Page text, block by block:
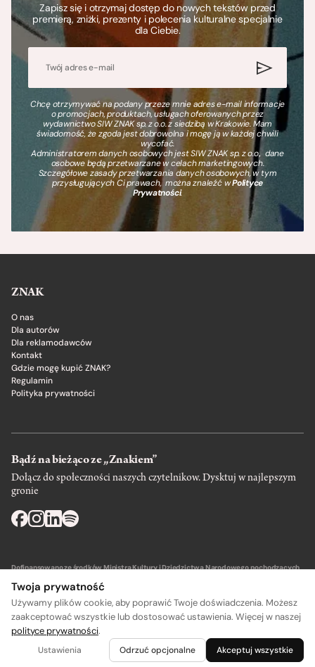
Zapisz się i otrzymaj dostęp do nowych tekstów przed
premierą, zniżki, prezenty i polecenia kulturalne specjalnie
dla Ciebie.
Chcę otrzymywać na podany przeze mnie adres e-mail informacje
o promocjach, produktach, usługach oferowanych przez
wydawnictwo SIW ZNAK sp. z o.o. z siedzibą w Krakowie. Mam
świadomość, że zgoda jest dobrowolna i mogę ją w każdej chwili
wycofać.
Administratorem danych osobowych jest SIW ZNAK sp. z o.o., dane
osobowe będą przetwarzane w celach marketingowych.
Szczegółowe zasady przetwarzania danych osobowych, w tym
przysługujących Ci prawach, można znaleźć wPolityce
Prywatności.
ZNAK
O nas
Dla autorów
Dla reklamodawców
Kontakt
Gdzie mogę kupić ZNAK?
Regulamin
Polityka prywatności
Bądź na bieżąco ze „Znakiem”
Dołącz do społeczności naszych czytelnikow. Dysktuj w najlepszym
gronie
Dofinansowano ze środków Ministra Kultury i Dziedzictwa Narodowego pochodzących
Wydawca: SIW Znak w Krakowie
Twoja prywatność
Używamy plików cookie, aby poprawić Twoje doświadczenia. Możesz
zaakceptować wszystkie lub dostosować ustawienia. Więcej w naszej
polityce prywatności.
Ustawienia Odrzuć opcjonalne Akceptuj wszystkie